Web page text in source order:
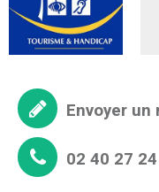
Envoyer un
02 40 27